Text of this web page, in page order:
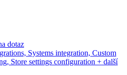
dotaz
Systems integration, Custom
Store settings configuration + další